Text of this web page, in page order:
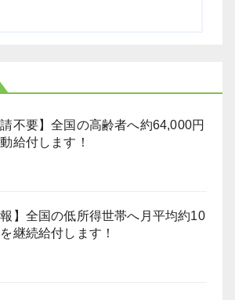
請不要】全国の高齢者へ約64,000円
給付します！
報】全国の低所得世帯へ月平均約10
継続給付します！